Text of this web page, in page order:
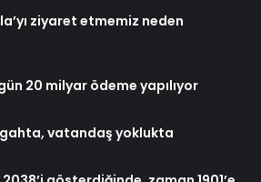
ziyaret etmemiz neden
20 milyar ödeme yapılıyor
vatandaş yoklukta